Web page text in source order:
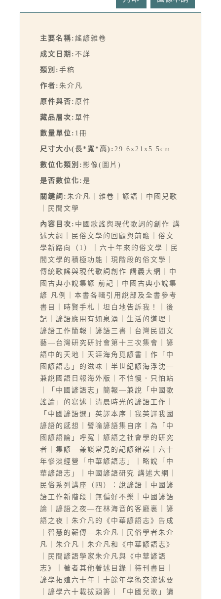
主要名稱: 謠諺雜卷
成文日期: 不詳
類別: 手稿
作者: 朱介凡
原件與否: 原件
藏品層次: 單件
數量單位: 1冊
尺寸大小(長*寬*高): 29.6x21x5.5cm
數位化類別: 影像(圖片)
是否數位化: 是
關鍵詞: 朱介凡｜雜卷｜諺語｜中國兒歌
｜民間文學
內容目次: 中國歌謠與現代歌詞的創作 講
述大網｜民俗文學的回顧與前瞻｜俗文
學新路向（1）｜六十年來的俗文學｜民
間文學的積極功能｜現階段的俗文學｜
傳統歌謠與現代歌詞創作 講義大網｜中
國古典小說集諺 前記｜中國古典小說集
諺 凡例｜本書各輯引用說部及全書參考
書目｜時賢手札｜坦白地告訴我！｜後
記｜諺語應用有如泉湧｜生活的道理｜
諺語工作簡報｜諺語三書｜台灣民間文
藝—台灣研究研討會第十三次集會｜諺
語中的天地｜天涯海角覓諺書｜作「中
國諺語志」的滋味｜半世紀諺海浮沈—
兼說國語日報海外版｜不怕慢．只怕站
｜「中國諺語志」簡報—兼說「中國歌
謠論」的寫述｜清晨時光的諺語工作｜
「中國諺語選」英譯本序｜我英譯我國
諺語的感想｜譬喻諺語集自序｜為「中
國諺語論」呼寃｜諺語之社會學的研究
者｜集諺—兼談常見的記諺錯誤｜六十
年慘淡經營「中華諺語志」｜略說「中
華諺語志」｜中國諺語研究 講述大網｜
民俗系列講座（四）：說諺語｜中國諺
語工作新階段｜無偏好不樂｜中國諺語
論｜諺語之夜—在林海音的客廳裏｜諺
語之夜｜朱介凡的《中華諺語志》告成
｜智慧的薪傳—朱介凡｜民俗學者朱介
凡｜朱介凡｜朱介凡和《中華諺語志》
｜民間諺語學家朱介凡與《中華諺語
志》｜著者其他著述目錄｜待刊書目｜
諺學拓殖六十年｜十餘年學術交流述要
｜諺學六十載拔頭籌｜「中國兒歌」讀